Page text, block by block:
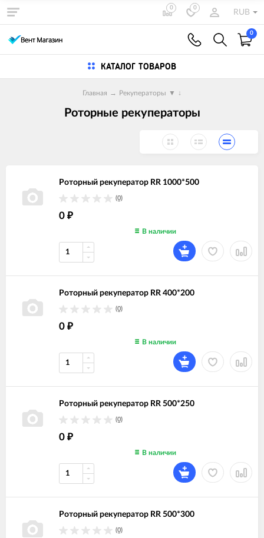
0 0
RUB
0
КАТАЛОГ ТОВАРОВ
Главная → Рекуператоры ▼ ↓
Роторные рекуператоры
Роторный рекуператор RR 1000*500
(0)
0 ₽
В наличии
Роторный рекуператор RR 400*200
(0)
0 ₽
В наличии
Роторный рекуператор RR 500*250
(0)
0 ₽
В наличии
Роторный рекуператор RR 500*300
(0)